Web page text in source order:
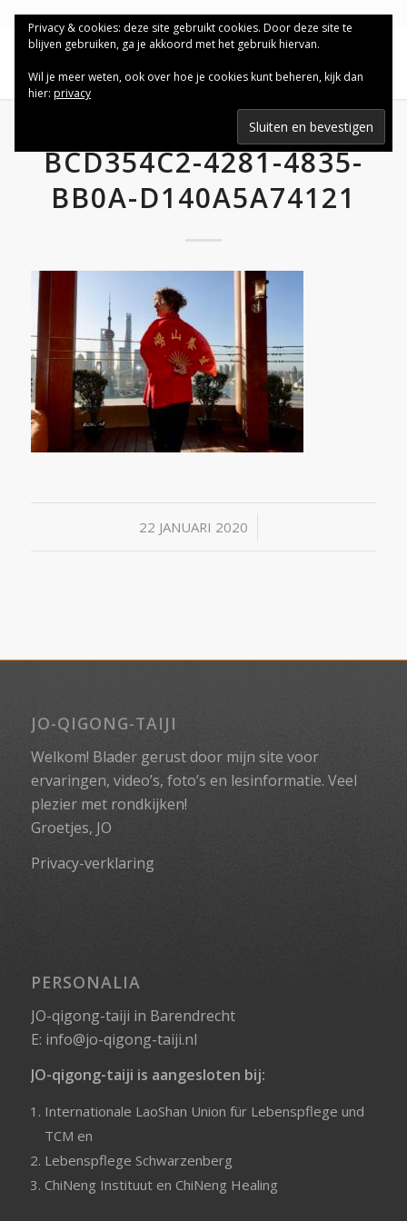
BCD354C2-4281-4835-
BB0A-D140A5A74121
22 JANUARI 2020
/
JO-QIGONG-TAIJI
Welkom! Blader gerust door mijn site voor
ervaringen, video’s, foto’s en lesinformatie. Veel
plezier met rondkijken!
Groetjes, JO
Privacy-verklaring
PERSONALIA
JO-qigong-taiji in Barendrecht
E: info@jo-qigong-taiji.nl
JO-qigong-taiji is aangesloten bij:
Internationale LaoShan Union für Lebenspflege und
TCM en
Lebenspflege Schwarzenberg
ChiNeng Instituuten ChiNeng Healing
Privacy & cookies: deze site gebruikt cookies. Door deze site te
blijven gebruiken, ga je akkoord met het gebruik hiervan.
Wil je meer weten, ook over hoe je cookies kunt beheren, kijk dan
hier: privacy